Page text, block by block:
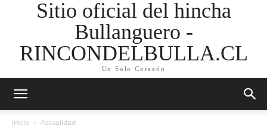
Sitio oficial del hincha
Bullanguero -
RINCONDELBULLA.CL
Un Solo Corazón
Inicio Actualidad